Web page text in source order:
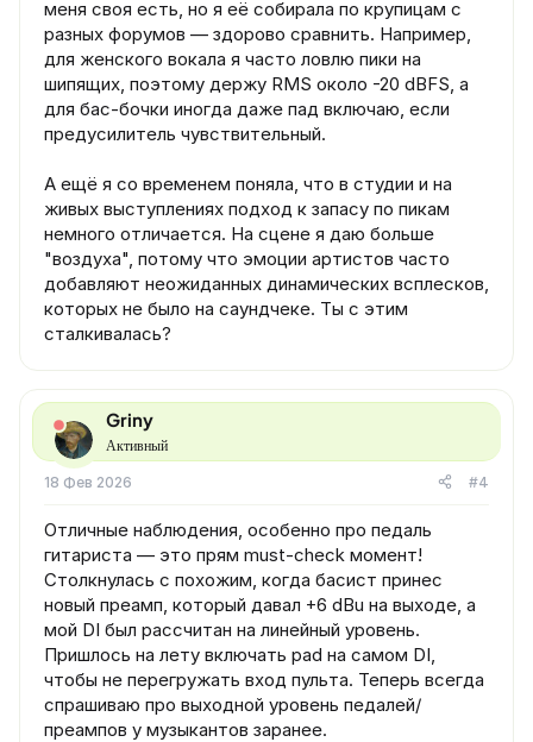
меня своя есть, но я её собирала по крупицам с
разных форумов — здорово сравнить. Например,
для женского вокала я часто ловлю пики на
шипящих, поэтому держу RMS около -20 dBFS, а
для бас-бочки иногда даже пад включаю, если
предусилитель чувствительный.
А ещё я со временем поняла, что в студии и на
живых выступлениях подход к запасу по пикам
немного отличается. На сцене я даю больше
"воздуха", потому что эмоции артистов часто
добавляют неожиданных динамических всплесков,
которых не было на саундчеке. Ты с этим
сталкивалась?
Griny
Активный
18 Фев 2026 #4
Отличные наблюдения, особенно про педаль
гитариста — это прям must-check момент!
Столкнулась с похожим, когда басист принес
новый преамп, который давал +6 dBu на выходе, а
мой DI был рассчитан на линейный уровень.
Пришлось на лету включать pad на самом DI,
чтобы не перегружать вход пульта. Теперь всегда
спрашиваю про выходной уровень педалей/
преампов у музыкантов заранее.